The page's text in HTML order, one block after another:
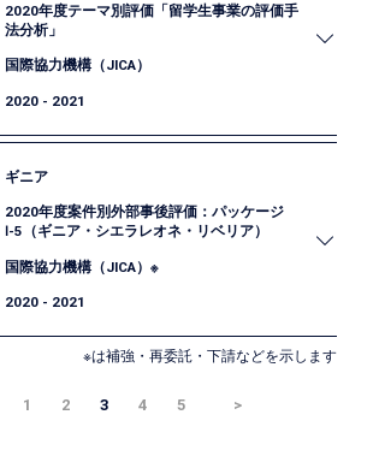
じて、JICAのEBPを支援しました。
エキスパート育成コース（YOKOHAMA D-STEP）」
の1コマとして、EBPMの考え方や国内外の動向など
についての講義を実施しました。
2020年度テーマ別評価「留学生事業の評価手
法分析」
国際協力機構（JICA）
2020 - 2021
JICAはこれまで数多くの留学生事業を実施してお
り、その規模はますます拡大しています。その一方
で、こうした留学生事業の評価は限定的にしか実施
されていません。本業務では、留学生事業の評価手
法に関するレビュー、及びそれらを踏まえた評価の
を行いました。
ギニア
2020年度案件別外部事後評価：パッケージ
Ⅰ-5（ギニア・シエラレオネ・リベリア）
国際協力機構（JICA）※
2020 - 2021
が狭く老朽化も著しいことから、大型車両の交通時
※は補強・再委託・下請などを示します
1 2 3 4 5 >